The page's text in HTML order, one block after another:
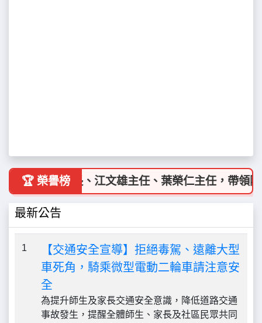
🏆 榮譽榜
皇羽校長、江文雄主任、葉榮仁主任，帶領陳凱仲
最新公告
1
【交通安全宣導】拒絕毒駕、遠離大型
車死角，騎乘微型電動二輪車請注意安
全
為提升師生及家長交通安全意識，降低道路交通
事故發生，提醒全體師生、家長及社區民眾共同